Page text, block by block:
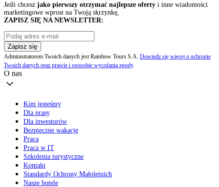
Jeśli chcesz jako pierwszy otrzymać najlepsze oferty i inne wiadomości
marketingowe wprost na Twoją skrzynkę,
ZAPISZ SIĘ NA NEWSLETTER:
Zapisz się
Administratorem Twoich danych jest Rainbow Tours S.A. Dowiedz się więcej o ochronie
Twoich danych oraz prawie i sposobie wycofania zgody.
O nas
Kim jesteśmy
Dla prasy
Dla inwestorów
Bezpieczne wakacje
Praca
Praca w IT
Szkolenia turystyczne
Kontakt
Standardy Ochrony Małoletnich
Nasze hotele